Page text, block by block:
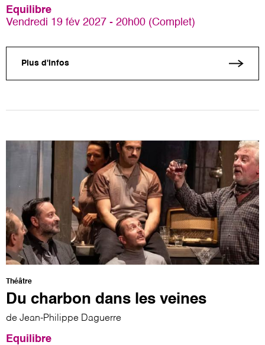
Equilibre
Vendredi 19 fév 2027 - 20h00 (Complet)
Plus d'infos
Théâtre
Du charbon dans les veines
de Jean-Philippe Daguerre
Equilibre